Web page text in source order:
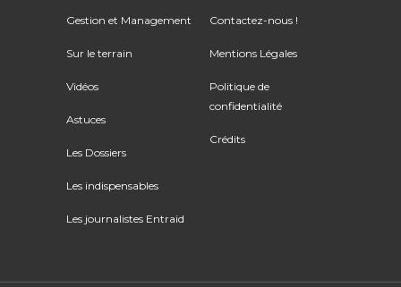
Gestion et Management
Sur le terrain
Vidéos
Astuces
Les Dossiers
Les indispensables
Les journalistes Entraid
Contactez-nous !
Mentions Légales
Politique de
confidentialité
Crédits